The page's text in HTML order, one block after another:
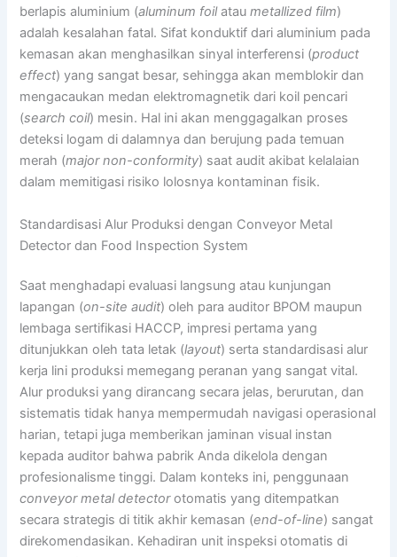
berlapis aluminium (aluminum foilataumetallized film)
adalah kesalahan fatal. Sifat konduktif dari aluminium pada
kemasan akan menghasilkan sinyal interferensi (product
effect) yang sangat besar, sehingga akan memblokir dan
mengacaukan medan elektromagnetik dari koil pencari
(search coil) mesin. Hal ini akan menggagalkan proses
deteksi logam di dalamnya dan berujung pada temuan
merah (major non-conformity) saat audit akibat kelalaian
dalam memitigasi risiko lolosnya kontaminan fisik.
Standardisasi Alur Produksi dengan Conveyor Metal
Detector dan Food Inspection System
Saat menghadapi evaluasi langsung atau kunjungan
lapangan (on-site audit) oleh para auditor BPOM maupun
lembaga sertifikasi HACCP, impresi pertama yang
ditunjukkan oleh tata letak (layout) serta standardisasi alur
kerja lini produksi memegang peranan yang sangat vital.
Alur produksi yang dirancang secara jelas, berurutan, dan
sistematis tidak hanya mempermudah navigasi operasional
harian, tetapi juga memberikan jaminan visual instan
kepada auditor bahwa pabrik Anda dikelola dengan
profesionalisme tinggi. Dalam konteks ini, penggunaan
conveyor metal detectorotomatis yang ditempatkan
secara strategis di titik akhir kemasan (end-of-line) sangat
direkomendasikan. Kehadiran unit inspeksi otomatis di